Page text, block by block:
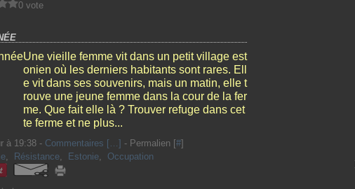
0 vote
Une vieille femme vit dans un petit village est
onien où les derniers habitants sont rares. Ell
e vit dans ses souvenirs, mais un matin, elle t
rouve une jeune femme dans la cour de la fer
me. Que fait elle là ? Trouver refuge dans cet
te ferme et ne plus...
à 19:38 - Commentaires […] - Permalien [#]
, Résistance, Estonie, Occupation